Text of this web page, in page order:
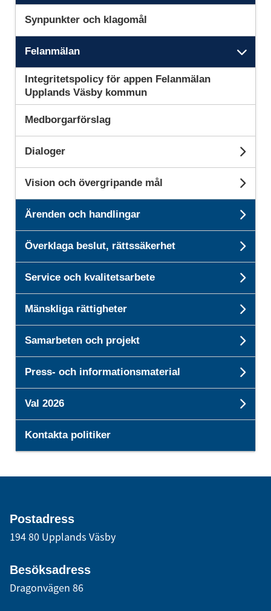
Synpunkter och klagomål
Felanmälan
Integritetspolicy för appen Felanmälan
Upplands Väsby kommun
Medborgarförslag
Dialoger
Vision och övergripande mål
Ärenden och handlingar
Överklaga beslut, rättssäkerhet
Service och kvalitetsarbete
Mänskliga rättigheter
Samarbeten och projekt
Press- och informationsmaterial
Val 2026
Kontakta politiker
Postadress
194 80 Upplands Väsby
Besöksadress
Dragonvägen 86